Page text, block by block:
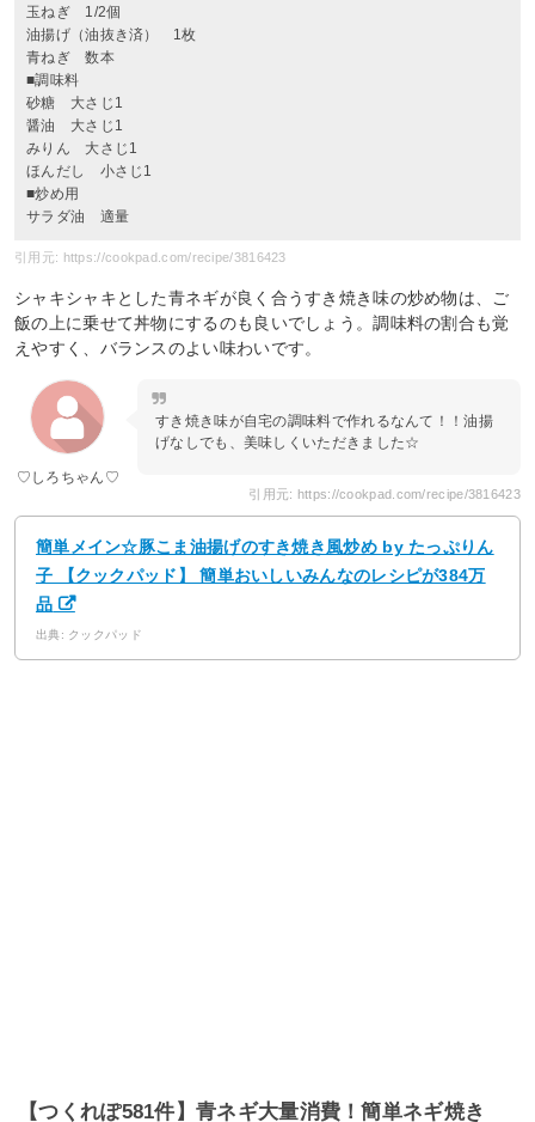
玉ねぎ 1/2個
油揚げ（油抜き済） 1枚
青ねぎ 数本
■調味料
砂糖 大さじ1
醤油 大さじ1
みりん 大さじ1
ほんだし 小さじ1
■炒め用
サラダ油 適量
引用元: https://cookpad.com/recipe/3816423
シャキシャキとした青ネギが良く合うすき焼き味の炒め物は、ご
飯の上に乗せて丼物にするのも良いでしょう。調味料の割合も覚
えやすく、バランスのよい味わいです。
♡しろちゃん♡
すき焼き味が自宅の調味料で作れるなんて！！油揚
げなしでも、美味しくいただきました☆
引用元: https://cookpad.com/recipe/3816423
簡単メイン☆豚こま油揚げのすき焼き風炒め by たっぷりん
子 【クックパッド】 簡単おいしいみんなのレシピが384万
品
出典: クックパッド
【つくれぽ581件】青ネギ大量消費！簡単ネギ焼き